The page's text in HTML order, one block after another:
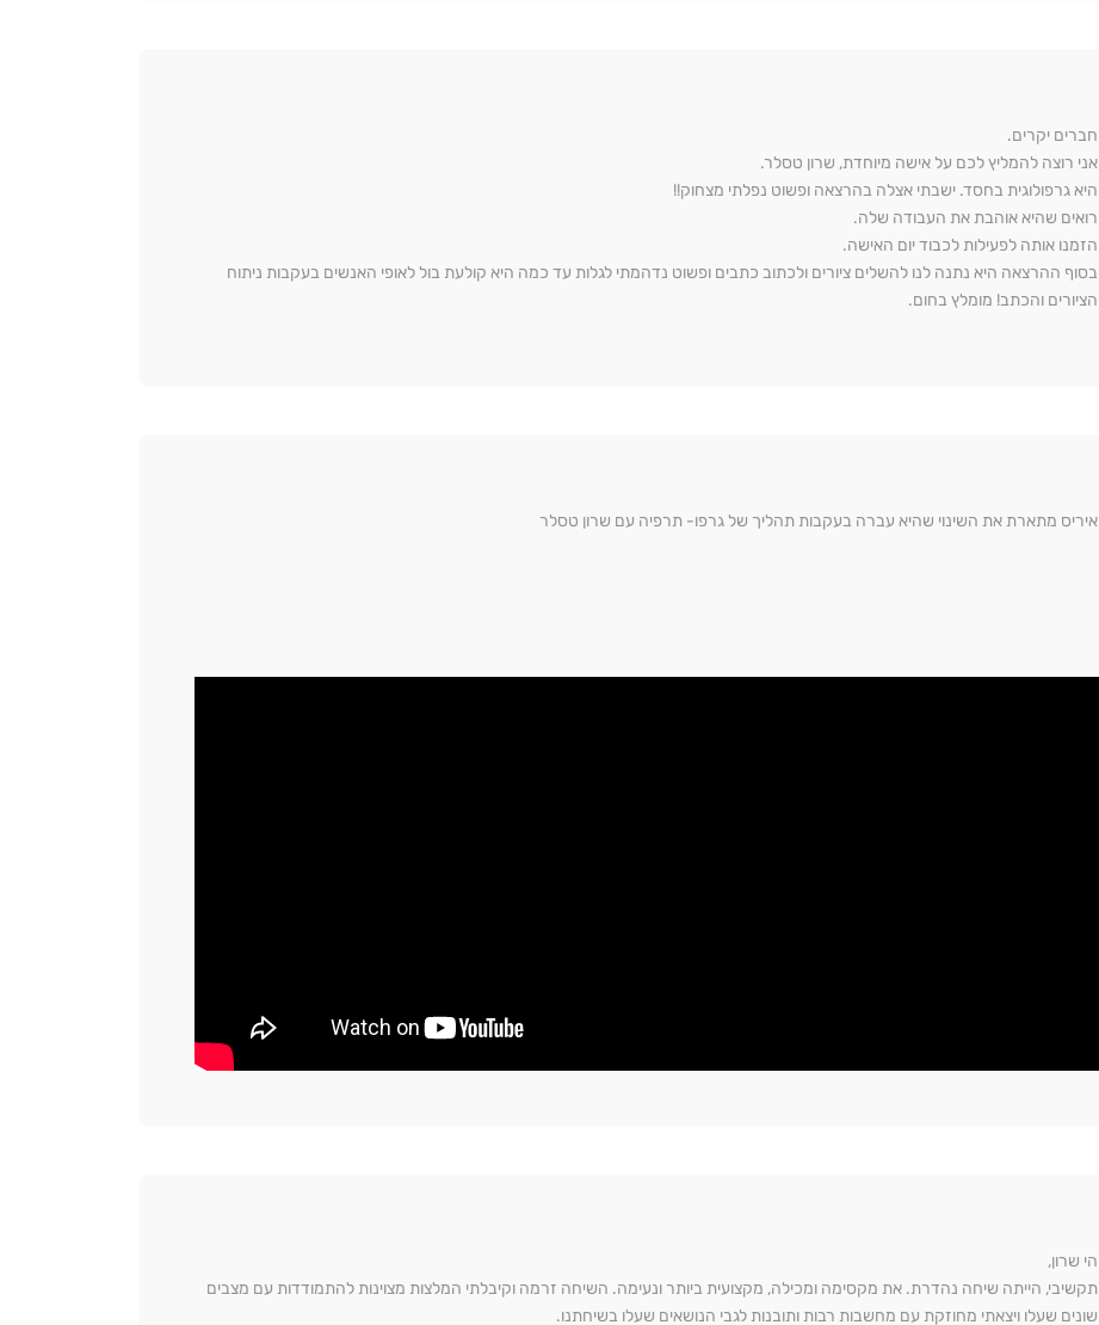
חברים יקרים.
אני רוצה להמליץ לכם על אישה מיוחדת, שרון טסלר.
היא גרפולוגית בחסד. ישבתי אצלה בהרצאה ופשוט נפלתי מצחוק!!
רואים שהיא אוהבת את העבודה שלה.
הזמנו אותה לפעילות לכבוד יום האישה.
בסוף ההרצאה היא נתנה לנו להשלים ציורים ולכתוב כתבים ופשוט נדהמתי לגלות עד כמה היא קולעת בול לאופי האנשים בעקבות ניתוח
הציורים והכתב! מומלץ בחום.
איריס מתארת את השינוי שהיא עברה בעקבות תהליך של גרפו- תרפיה עם שרון טסלר
הי שרון,
תקשיבי, הייתה שיחה נהדרת. את מקסימה ומכילה, מקצועית ביותר ונעימה. השיחה זרמה וקיבלתי המלצות מצוינות להתמודדות עם מצבים
שונים שעלו ויצאתי מחוזקת עם מחשבות רבות ותובנות לגבי הנושאים שעלו בשיחתנו.